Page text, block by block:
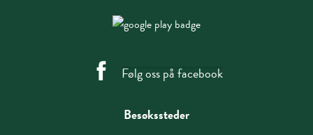
Følg oss på facebook
Besøkssteder